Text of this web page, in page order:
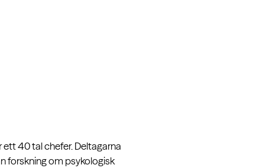
40 tal chefer. Deltagarna
forskning om psykologisk